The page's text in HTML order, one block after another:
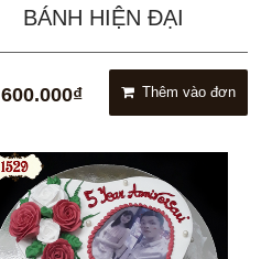
BÁNH HIỆN ĐẠI
600.000₫ Thêm vào đơn